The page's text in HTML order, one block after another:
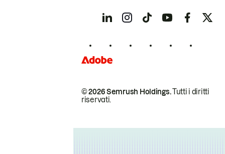
© 2026 Semrush Holdings.Tutti i diritti
riservati.